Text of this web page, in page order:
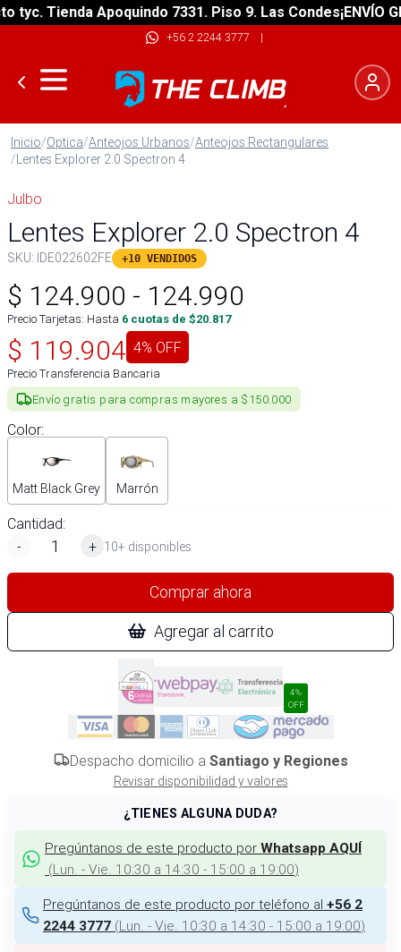
Tienda Apoquindo 7331. Piso 9. Las Condes¡ENVÍO
+56 2 2244 3777 |
Inicio/Optica/Anteojos Urbanos/Anteojos Rectangulares
/Lentes Explorer 2.0 Spectron 4
Julbo
Lentes Explorer 2.0 Spectron 4
SKU: IDE022602FE +10 VENDIDOS
$ 124.900 - 124.990
Precio Tarjetas: Hasta 6 cuotas de $20.817
$ 119.904 4% OFF
Precio Transferencia Bancaria
Envío gratis para compras mayores a $150.000
Color:
Matt Black Grey Marrón
Cantidad:
-
+ 10+ disponibles
Comprar ahora
Agregar al carrito
4%
OFF
Despacho domicilio a Santiago y Regiones
Revisar disponibilidad y valores
¿TIENES ALGUNA DUDA?
Pregúntanos de este producto por Whatsapp AQUÍ
(Lun. - Vie. 10:30 a 14:30 - 15:00 a 19:00)
Pregúntanos de este producto por teléfono al +56 2
2244 3777 (Lun. - Vie. 10:30 a 14:30 - 15:00 a 19:00)